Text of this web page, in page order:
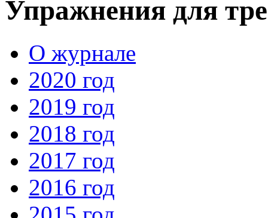
Упражнения для
О журнале
2020 год
2019 год
2018 год
2017 год
2016 год